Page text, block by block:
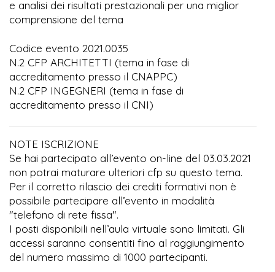
e analisi dei risultati prestazionali per una miglior
comprensione del tema
Codice evento 2021.0035
N.2 CFP ARCHITETTI (tema in fase di
accreditamento presso il CNAPPC)
N.2 CFP INGEGNERI (tema in fase di
accreditamento presso il CNI)
NOTE ISCRIZIONE
Se hai partecipato all’evento on-line del 03.03.2021
non potrai maturare ulteriori cfp su questo tema.
Per il corretto rilascio dei crediti formativi non è
possibile partecipare all’evento in modalità
"telefono di rete fissa".
I posti disponibili nell’aula virtuale sono limitati. Gli
accessi saranno consentiti fino al raggiungimento
del numero massimo di 1000 partecipanti.